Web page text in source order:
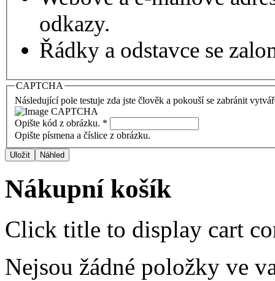
odkazy.
Řádky a odstavce se
CAPTCHA
Následující pole testuje zda jste člověk a pokouší se zabránit
Opište kód z obrázku. *
Opište písmena a číslice z obrázku.
Nákupní košík
Click title to display cart
Nejsou žádné položky ve